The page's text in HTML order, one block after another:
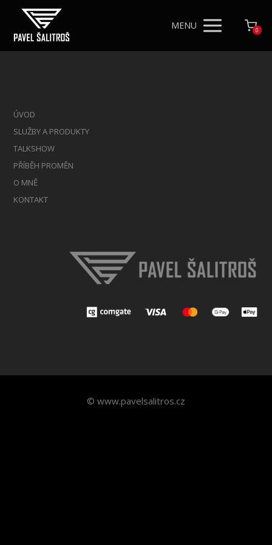
MENU 0
ÚVOD
SLUŽBY A PRODUKTY
TALKSHOW
PŘÍBĚH PROMĚN
O MNĚ
KONTAKT
© www.pavelsalitros.cz